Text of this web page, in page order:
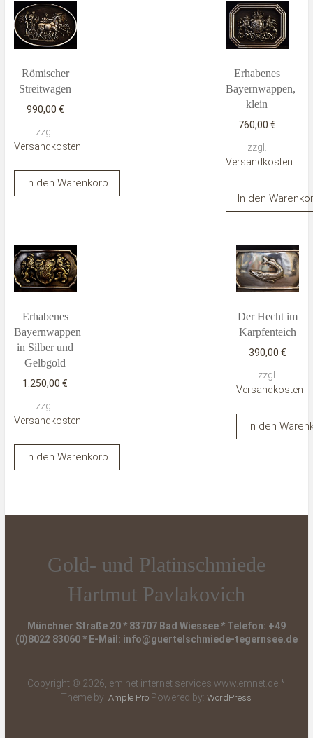
Römischer
Streitwagen
990,00 €
zzgl.
Versandkosten
In den Warenkorb
Erhabenes
Bayernwappen,
klein
760,00 €
zzgl.
Versandkosten
In den
Erhabenes
Bayernwappen
in Silber und
Gelbgold
1.250,00€
zzgl.
Versandkosten
In den Warenkorb
Der Hecht im
Karpfenteich
390,00€
zzgl.
Versandkosten
In den
Gold- und Platinschmiede
Hartmut Pavlakovich
Münchner Straße 20 * 83707 Bad Wiessee * Telefon: +49
(0)8022 83060 * E-Mail: info@guertelschmiede-tegernsee.de
Copyright © 2026, em:net internet services www.emnet.de *
Theme by:Ample Pro Powered by:WordPress